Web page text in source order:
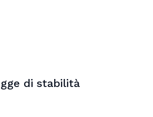
di stabilità